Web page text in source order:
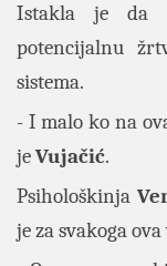
Istakla je da
potencijalnu
sistema.
- I malo ko na
jeVujačić.
Psihološkinja
je za svakoga